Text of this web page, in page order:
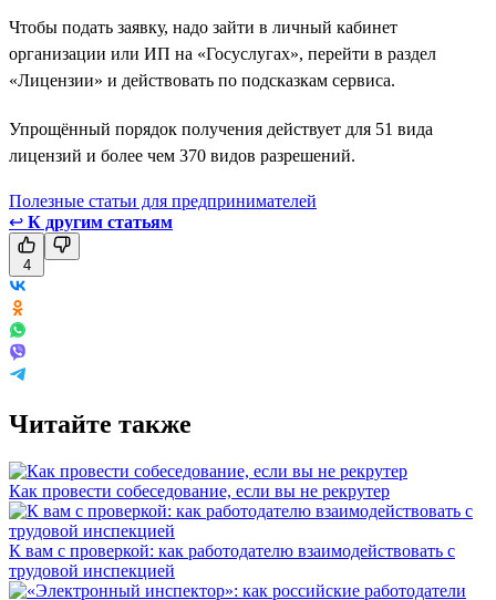
Чтобы подать заявку, надо зайти в личный кабинет
организации или ИП на «Госуслугах», перейти в раздел
«Лицензии» и действовать по подсказкам сервиса.
Упрощённый порядок получения действует для 51 вида
лицензий и более чем 370 видов разрешений.
Полезные статьи для предпринимателей
↩ К другим статьям
4
Читайте также
Как провести собеседование, если вы не рекрутер
К вам с проверкой: как работодателю взаимодействовать с
трудовой инспекцией